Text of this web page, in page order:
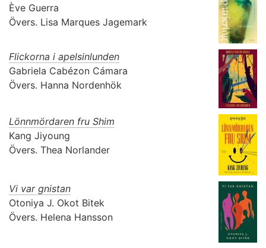
Ève Guerra
Övers. Lisa Marques Jagemark
Flickorna i apelsinlunden
Gabriela Cabézon Cámara
Övers. Hanna Nordenhök
Lönnmördaren fru Shim
Kang Jiyoung
Övers. Thea Norlander
Vi var gnistan
Otoniya J. Okot Bitek
Övers. Helena Hansson